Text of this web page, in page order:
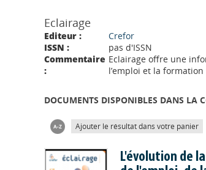
Eclairage
Editeur :
Crefor
ISSN :
pas d'ISSN
Commentaire
:
Eclairage offre une
l’emploi et la formation
DOCUMENTS DISPONIBLES DANS LA
Ajouter le résultat dans votre panier
L'évolution de